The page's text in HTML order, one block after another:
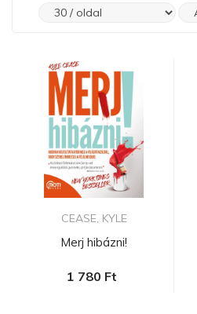
CEASE, KYLE
Merj hibázni!
1 780 Ft